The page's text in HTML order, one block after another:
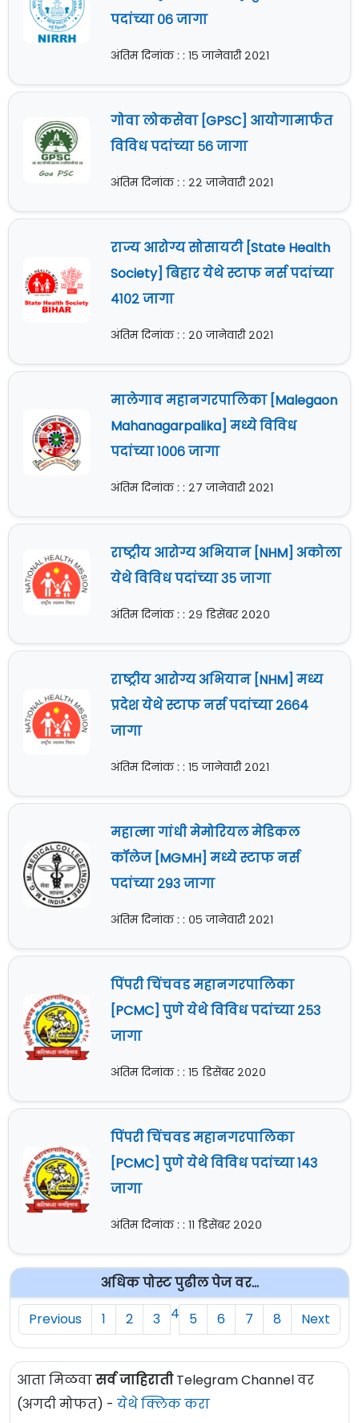
पदांच्या ०६ जागा
अंतिम दिनांक : : १५ जानेवारी २०२१
गोवा लोकसेवा [GPSC] आयोगामार्फत
विविध पदांच्या ५६ जागा
अंतिम दिनांक : : २२ जानेवारी २०२१
राज्य आरोग्य सोसायटी [State Health
Society] बिहार येथे स्टाफ नर्स पदांच्या
४१०२ जागा
अंतिम दिनांक : : २० जानेवारी २०२१
मालेगाव महानगरपालिका [Malegaon
Mahanagarpalika] मध्ये विविध
पदांच्या १००६ जागा
अंतिम दिनांक : : २७ जानेवारी २०२१
राष्ट्रीय आरोग्य अभियान [NHM] अकोला
येथे विविध पदांच्या ३५ जागा
अंतिम दिनांक : : २९ डिसेंबर २०२०
राष्ट्रीय आरोग्य अभियान [NHM] मध्य
प्रदेश येथे स्टाफ नर्स पदांच्या २६६४
जागा
अंतिम दिनांक : : १५ जानेवारी २०२१
महात्मा गांधी मेमोरियल मेडिकल
कॉलेज [MGMH] मध्ये स्टाफ नर्स
पदांच्या २९३ जागा
अंतिम दिनांक : : ०५ जानेवारी २०२१
पिंपरी चिंचवड महानगरपालिका
[PCMC] पुणे येथे विविध पदांच्या २५३
जागा
अंतिम दिनांक : : १५ डिसेंबर २०२०
पिंपरी चिंचवड महानगरपालिका
[PCMC] पुणे येथे विविध पदांच्या १४३
जागा
अंतिम दिनांक : : ११ डिसेंबर २०२०
अधिक पोस्ट पुढील पेज वर...
Previous
1 2 3 4 5 6 7 8 Next
आता मिळवा सर्व जाहिराती Telegram Channel वर
(अगदी मोफत) - येथे क्लिक करा